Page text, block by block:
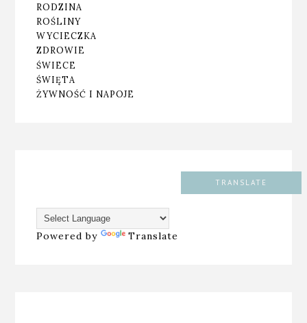
RODZINA
ROŚLINY
WYCIECZKA
ZDROWIE
ŚWIECE
ŚWIĘTA
ŻYWNOŚĆ I NAPOJE
TRANSLATE
Powered by Translate